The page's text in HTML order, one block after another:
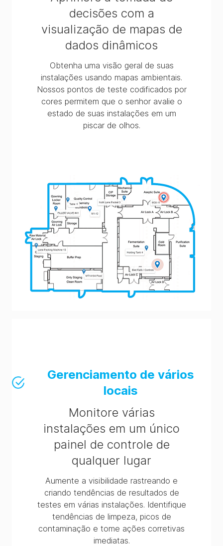
decisões com a
visualização de mapas de
dados dinâmicos
Obtenha uma visão geral de suas
instalações usando mapas ambientais.
Nossos pontos de teste codificados por
cores permitem que o senhor avalie o
estado de suas instalações em um
piscar de olhos.
Gerenciamento de vários
locais
Monitore várias
instalações em um único
painel de controle de
qualquer lugar
Aumente a visibilidade rastreando e
criando tendências de resultados de
testes em várias instalações. Identifique
tendências de limpeza, picos de
contaminação e tome ações corretivas
imediatas.